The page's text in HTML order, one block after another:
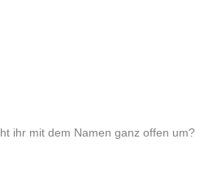
ihr mit dem Namen ganz offen um?